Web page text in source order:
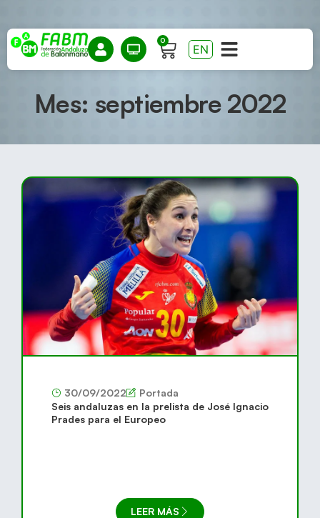
0
EN
Mes: septiembre 2022
30/09/2022
Portada
Seis andaluzas en la prelista de José Ignacio
Prades para el Europeo
LEER MÁS